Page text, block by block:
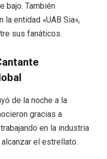
bajo. También
entidad «UAB Sia»,
sus fanáticos.
de la noche a la
gracias a
en la industria
el estrellato.